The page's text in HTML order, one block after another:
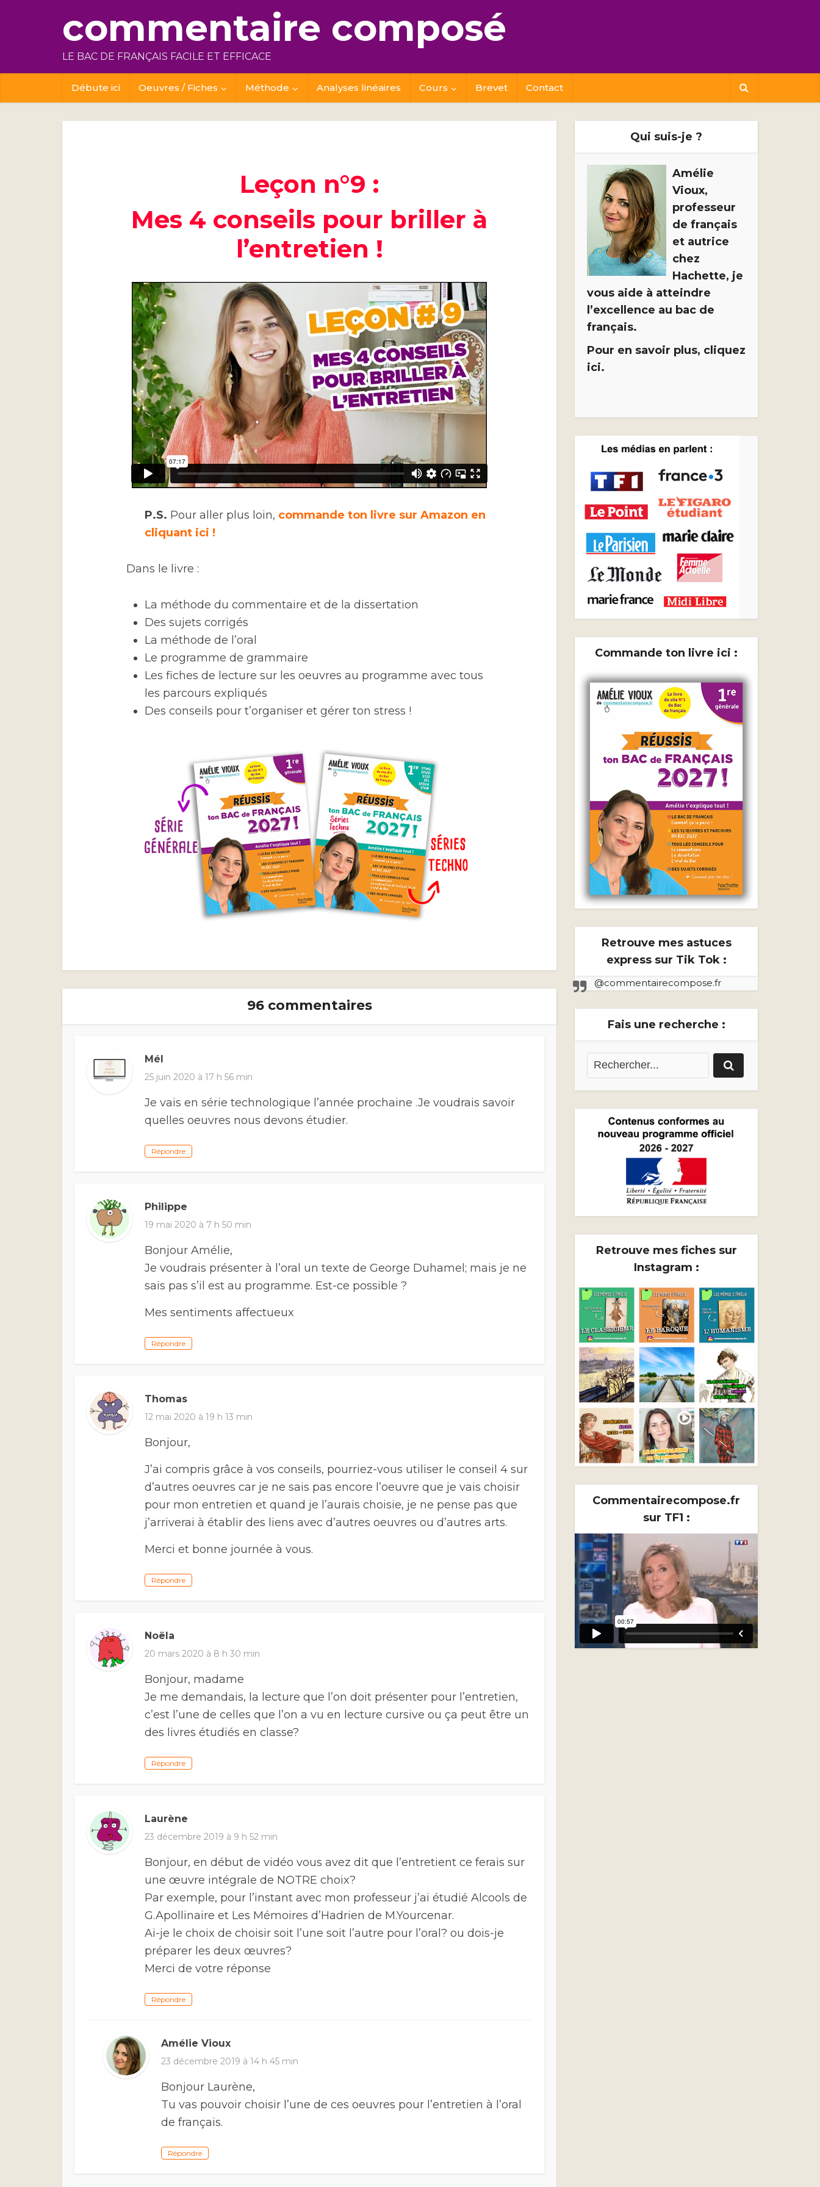
commentaire composé
LE BAC DE FRANÇAIS FACILE ET EFFICACE
Débute ici Oeuvres / Fiches Méthode Analyses linéaires Cours Brevet Contact
Leçon n°9 :
Mes 4 conseils pour briller à
l’entretien !
P.S. Pour aller plus loin, commande ton livre sur Amazon en
cliquant ici !
Dans le livre :
La méthode du commentaire et de la dissertation
Des sujets corrigés
La méthode de l’oral
Le programme de grammaire
Les fiches de lecture sur les oeuvres au programme avec tous
les parcours expliqués
Des conseils pour t’organiser et gérer ton stress !
96 commentaires
Mél
25 juin 2020 à 17 h 56 min
Je vais en série technologique l’année prochaine .Je voudrais savoir
quelles oeuvres nous devons étudier.
Répondre
Philippe
19 mai 2020 à 7 h 50 min
Bonjour Amélie,
Je voudrais présenter à l’oral un texte de George Duhamel; mais je ne
sais pas s’il est au programme. Est-ce possible ?
Mes sentiments affectueux
Répondre
Thomas
12 mai 2020 à 19 h 13 min
Bonjour,
J’ai compris grâce à vos conseils, pourriez-vous utiliser le conseil 4 sur
d’autres oeuvres car je ne sais pas encore l’oeuvre que je vais choisir
pour mon entretien et quand je l’aurais choisie, je ne pense pas que
j’arriverai à établir des liens avec d’autres oeuvres ou d’autres arts.
Merci et bonne journée à vous.
Répondre
Noëla
20 mars 2020 à 8 h 30 min
Bonjour, madame
Je me demandais, la lecture que l’on doit présenter pour l’entretien,
c’est l’une de celles que l’on a vu en lecture cursive ou ça peut être un
des livres étudiés en classe?
Répondre
Laurène
23 décembre 2019 à 9 h 52 min
Bonjour, en début de vidéo vous avez dit que l’entretient ce ferais sur
une œuvre intégrale de NOTRE choix?
Par exemple, pour l’instant avec mon professeur j’ai étudié Alcools de
G.Apollinaire et Les Mémoires d’Hadrien de M.Yourcenar.
Ai-je le choix de choisir soit l’une soit l’autre pour l’oral? ou dois-je
préparer les deux œuvres?
Merci de votre réponse
Répondre
Amélie Vioux
23 décembre 2019 à 14 h 45 min
Bonjour Laurène,
Tu vas pouvoir choisir l’une de ces oeuvres pour l’entretien à l’oral
de français.
Répondre
Qui suis-je ?
Amélie
Vioux,
professeur
de français
et autrice
chez
Hachette, je
vous aide à atteindre
l’excellence au bac de
français.
Pour en savoir plus, cliquez
ici.
Commande ton livre ici :
Retrouve mes astuces
express sur Tik Tok :
@commentairecompose.fr
Fais une recherche :
Retrouve mes fiches sur
Instagram :
Commentairecompose.fr
sur TF1 :